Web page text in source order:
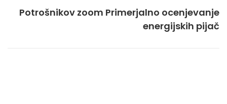
Potrošnikov zoom Primerjalno ocenjevanje
energijskih pijač